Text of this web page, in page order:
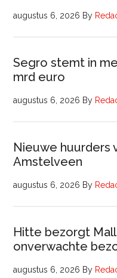
augustus 6, 2026 By
Segro stemt in
mrd euro
augustus 6, 2026 By
Nieuwe huurders
Amstelveen
augustus 6, 2026 By
Hitte bezorgt
onverwachte
augustus 6, 2026 By